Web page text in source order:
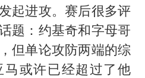
起进攻。赛后很多评
题：约基奇和字母哥
但单论攻防两端的综
或许已经超过了他